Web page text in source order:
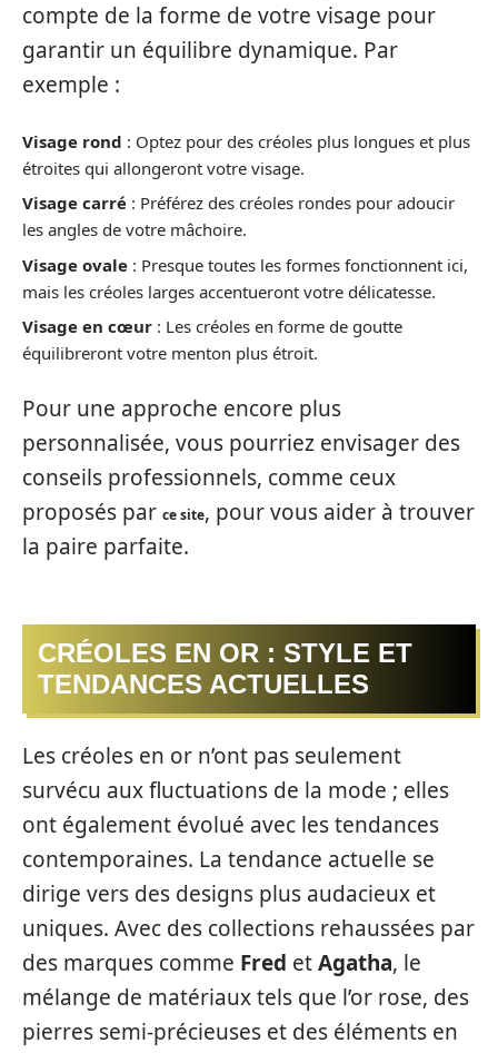
compte de la forme de votre visage pour
garantir un équilibre dynamique. Par
exemple :
Visage rond : Optez pour des créoles plus longues et plus
étroites qui allongeront votre visage.
Visage carré : Préférez des créoles rondes pour adoucir
les angles de votre mâchoire.
Visage ovale : Presque toutes les formes fonctionnent ici,
mais les créoles larges accentueront votre délicatesse.
Visage en cœur : Les créoles en forme de goutte
équilibreront votre menton plus étroit.
Pour une approche encore plus
personnalisée, vous pourriez envisager des
conseils professionnels, comme ceux
proposés par ce site, pour vous aider à trouver
la paire parfaite.
CRÉOLES EN OR : STYLE ET
TENDANCES ACTUELLES
Les créoles en or n’ont pas seulement
survécu aux fluctuations de la mode ; elles
ont également évolué avec les tendances
contemporaines. La tendance actuelle se
dirige vers des designs plus audacieux et
uniques. Avec des collections rehaussées par
des marques comme Fred etAgatha, le
mélange de matériaux tels que l’or rose, des
pierres semi-précieuses et des éléments en